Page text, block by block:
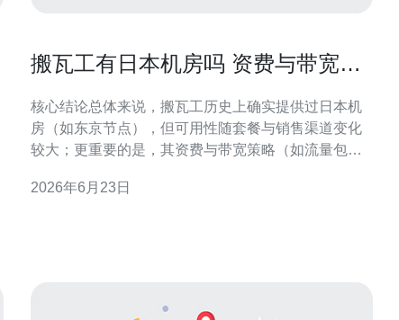
搬瓦工有日本机房吗 资费与带宽限
核心结论总体来说，搬瓦工历史上确实提供过日本机
房（如东京节点），但可用性随套餐与销售渠道变化
较大；更重要的是，其资费与带宽策略（如流量包、
总成本。若你追求长期稳定的日本节点、明确的带宽
2026年6月23日